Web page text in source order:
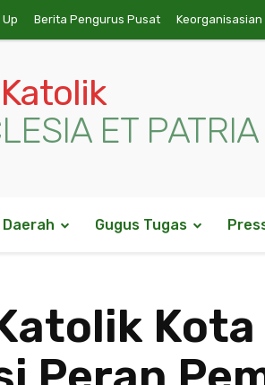
Berita Pengurus Pusat Keorganisasian
ET PATRIA
Gugus Tugas